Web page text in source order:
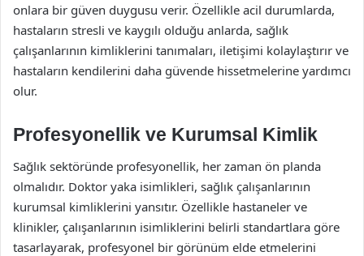
onlara bir güven duygusu verir. Özellikle acil durumlarda,
hastaların stresli ve kaygılı olduğu anlarda, sağlık
çalışanlarının kimliklerini tanımaları, iletişimi kolaylaştırır ve
hastaların kendilerini daha güvende hissetmelerine yardımcı
olur.
Profesyonellik ve Kurumsal Kimlik
Sağlık sektöründe profesyonellik, her zaman ön planda
olmalıdır. Doktor yaka isimlikleri, sağlık çalışanlarının
kurumsal kimliklerini yansıtır. Özellikle hastaneler ve
klinikler, çalışanlarının isimliklerini belirli standartlara göre
tasarlayarak, profesyonel bir görünüm elde etmelerini